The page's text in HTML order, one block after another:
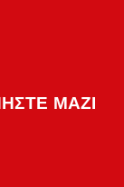
ΜΑΖΙ